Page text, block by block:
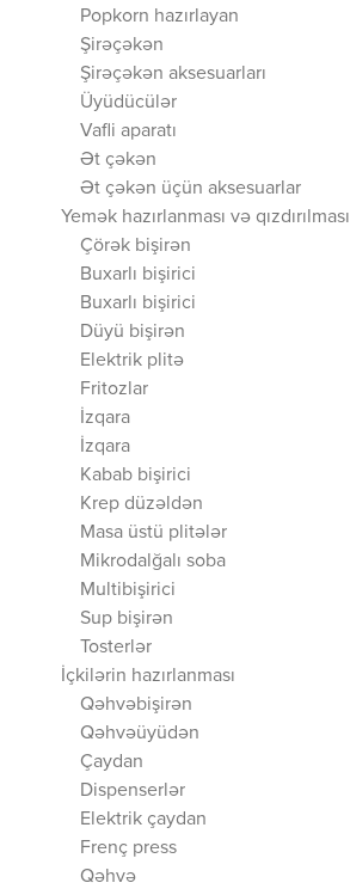
Popkorn hazırlayan
Şirəçəkən
Şirəçəkən aksesuarları
Üyüdücülər
Vafli aparatı
Ət çəkən
Ət çəkən üçün aksesuarlar
Yemək hazırlanması və qızdırılması
Çörək bişirən
Buxarlı bişirici
Buxarlı bişirici
Düyü bişirən
Elektrik plitə
Fritozlar
İzqara
İzqara
Kabab bişirici
Krep düzəldən
Masa üstü plitələr
Mikrodalğalı soba
Multibişirici
Sup bişirən
Tosterlər
İçkilərin hazırlanması
Qəhvəbişirən
Qəhvəüyüdən
Çaydan
Dispenserlər
Elektrik çaydan
Frenç press
Qəhvə